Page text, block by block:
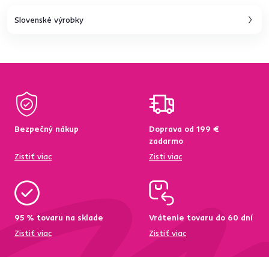
Slovenské výrobky
Bezpečný nákup
Zistiť viac
Doprava od 199 €
zadarmo
Zisti viac
95 % tovaru na sklade
Zistiť viac
Vrátenie tovaru do 60 dní
Zistiť viac